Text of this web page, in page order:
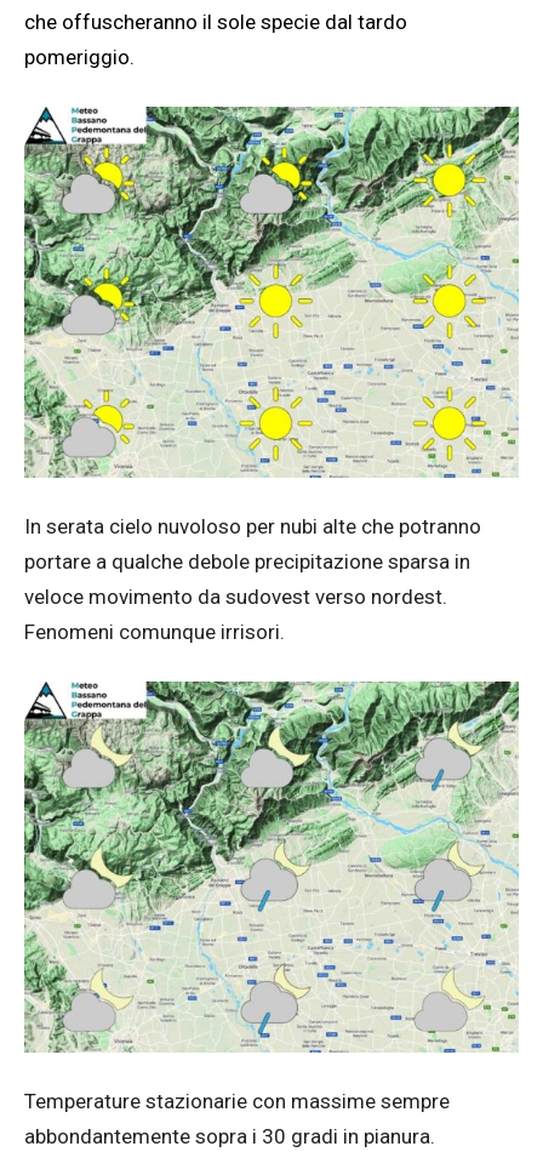
che offuscheranno il sole specie dal tardo
pomeriggio.
In serata cielo nuvoloso per nubi alte che potranno
portare a qualche debole precipitazione sparsa in
veloce movimento da sudovest verso nordest.
Fenomeni comunque irrisori.
Temperature stazionarie con massime sempre
abbondantemente sopra i 30 gradi in pianura.